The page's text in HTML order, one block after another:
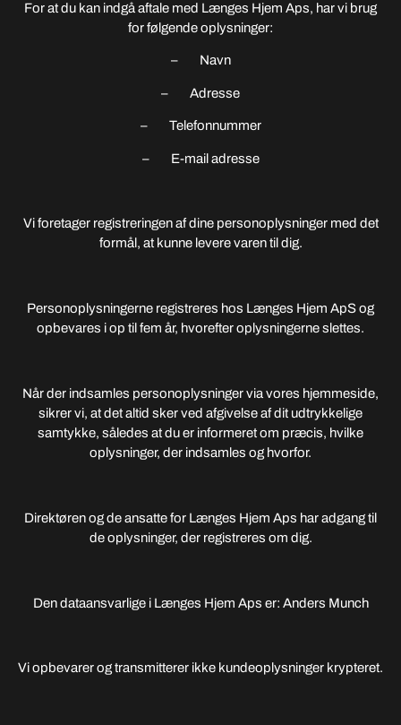
For at du kan indgå aftale med Længes Hjem Aps, har vi brug
for følgende oplysninger:
– Navn
– Adresse
– Telefonnummer
– E-mail adresse
Vi foretager registreringen af dine personoplysninger med det
formål, at kunne levere varen til dig.
Personoplysningerne registreres hos Længes Hjem ApS og
opbevares i op til fem år, hvorefter oplysningerne slettes.
Når der indsamles personoplysninger via vores hjemmeside,
sikrer vi, at det altid sker ved afgivelse af dit udtrykkelige
samtykke, således at du er informeret om præcis, hvilke
oplysninger, der indsamles og hvorfor.
Direktøren og de ansatte for Længes Hjem Aps har adgang til
de oplysninger, der registreres om dig.
Den dataansvarlige i Længes Hjem Aps er: Anders Munch
Vi opbevarer og transmitterer ikke kundeoplysninger krypteret.